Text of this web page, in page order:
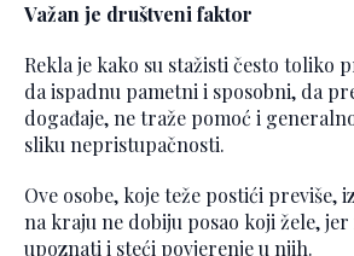
Važan je društveni faktor
Rekla je kako su stažisti često toliko
da ispadnu pametni i sposobni, da
događaje, ne traže pomoć i
sliku nepristupačnosti.
Ove osobe, koje teže postići previše,
na kraju ne dobiju posao koji žele,
upoznati i steći povjerenje u njih.